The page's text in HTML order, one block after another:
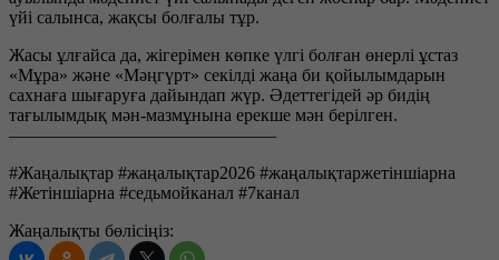
үйі салынса, жақсы болғалы тұр.
Жасы ұлғайса да, жігерімен көпке үлгі болған өнерлі ұстаз
«Мұра» және «Мәңгүрт» секілді жаңа би қойылымдарын
сахнаға шығаруға дайындап жүр. Әдеттегідей әр бидің
тағылымдық мән-мазмұнына ерекше мән берілген.
———————————————
#Жаңалықтар #жаңалықтар2026 #жаңалықтаржетіншіарна
#Жетіншіарна #седьмойканал #7канал
Жаңалықты бөлісіңіз: